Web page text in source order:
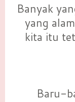
Banyak
yang
kita itu
Baru-